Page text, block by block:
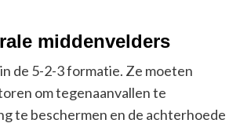
middenvelders
de 5-2-3 formatie. Ze moeten
om tegenaanvallen te
te beschermen en de achterhoede